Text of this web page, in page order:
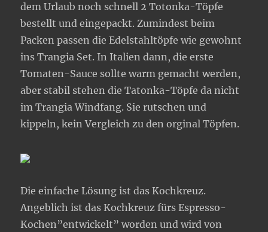
dem Urlaub noch schnell 2 Totonka-Töpfe
bestellt und eingepackt. Zumindest beim
Packen passen die Edelstahltöpfe wie gewohnt
ins Trangia Set. In Italien dann, die erste
Tomaten-Sauce sollte warm gemacht werden,
aber stabil stehen die Tatonka-Töpfe da nicht
im Trangia Windfang. Sie rutschen und
kippeln, kein Vergleich zu den orginal Töpfen.
Die einfache Lösung ist das Kochkreuz.
Angeblich ist das Kochkreuz fürs Espresso-
Kochen”entwickelt” worden und wird von